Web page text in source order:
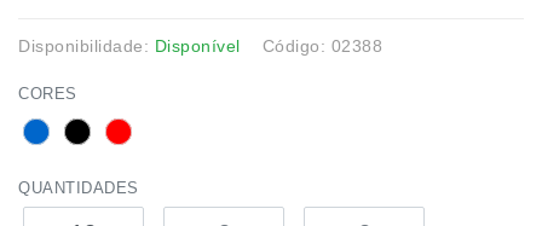
Disponibilidade: Disponível Código: 02388
CORES
QUANTIDADES